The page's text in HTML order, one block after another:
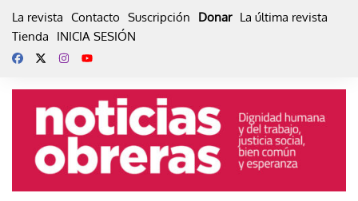
La revista Contacto Suscripción Donar La última revista
Tienda
INICIA SESIÓN